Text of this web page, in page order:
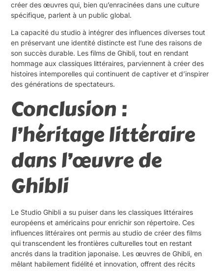
créer des œuvres qui, bien qu’enracinées dans une culture
spécifique, parlent à un public global.
La capacité du studio à intégrer des influences diverses tout
en préservant une identité distincte est l’une des raisons de
son succès durable. Les films de Ghibli, tout en rendant
hommage aux classiques littéraires, parviennent à créer des
histoires intemporelles qui continuent de captiver et d’inspirer
des générations de spectateurs.
Conclusion :
l’héritage littéraire
dans l’œuvre de
Ghibli
Le Studio Ghibli a su puiser dans les classiques littéraires
européens et américains pour enrichir son répertoire. Ces
influences littéraires ont permis au studio de créer des films
qui transcendent les frontières culturelles tout en restant
ancrés dans la tradition japonaise. Les œuvres de Ghibli, en
mêlant habilement fidélité et innovation, offrent des récits